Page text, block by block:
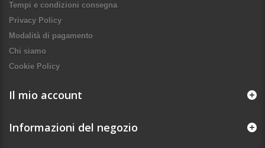
Tempi e condizioni consegna
Privacy Policy
Modalità di pagamento
Chi siamo
Cookie Policy
Il mio account
Informazioni del negozio